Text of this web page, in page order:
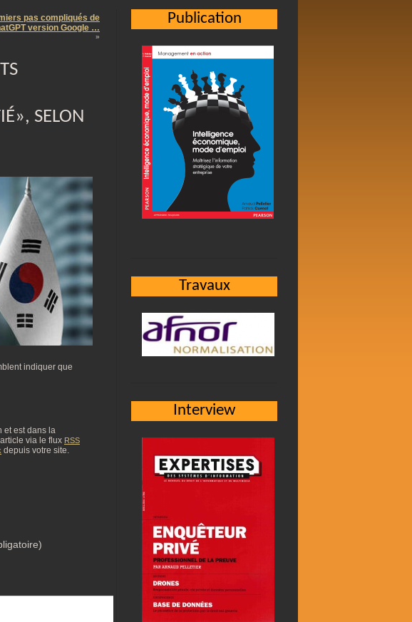
pas compliqués de
version Google …
»
SELON
indiquer que
et est dans la
via le flux RSS
depuis votre site.
Publication
Travaux
Interview